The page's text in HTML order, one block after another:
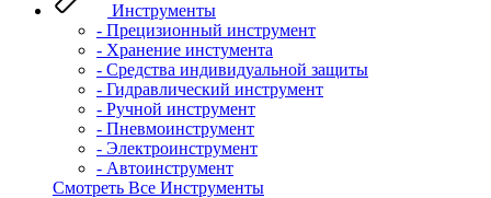
Инструменты
- Прецизионный инструмент
- Хранение инстумента
- Средства индивидуальной защиты
- Гидравлический инструмент
- Ручной инструмент
- Пневмоинструмент
- Электроинструмент
- Автоинструмент
Смотреть Все Инструменты